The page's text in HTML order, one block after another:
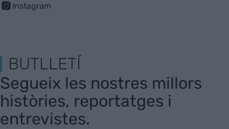
Instagram
BUTLLETÍ
Segueix les nostres millors
històries, reportatges i
entrevistes.